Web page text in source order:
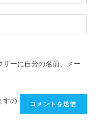
ーに自分の名前、メー
すの